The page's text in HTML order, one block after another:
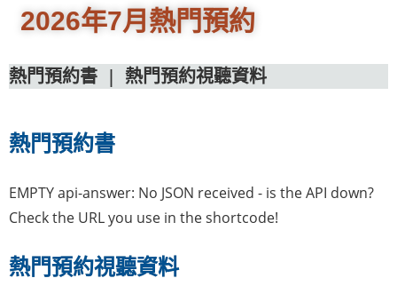
2026年7月熱門預約
熱門預約​書 | 熱門預約視聽資料
熱門預約書
EMPTY api-answer: No JSON received - is the API down?
Check the URL you use in the shortcode!
熱門預約視聽資料